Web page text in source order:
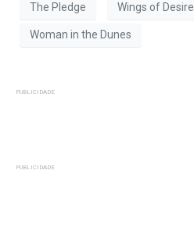
The Pledge Wings of Desire
Woman in the Dunes
PUBLICIDADE
PUBLICIDADE